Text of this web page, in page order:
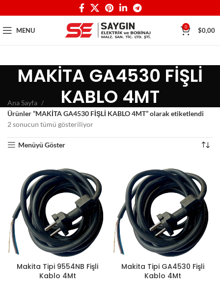
MENU 0 $0,00
MAKİTA GA4530 FİŞLİ
KABLO 4MT
Ana Sayfa
Ürünler “MAKİTA GA4530 FİŞLİ KABLO 4MT” olarak etiketlendi
2 sonucun tümü gösteriliyor
Menüyü Göster
Makita Tipi 9554NB Fişli
Kablo 4Mt
Makita Tipi GA4530 Fişli
Kablo 4Mt